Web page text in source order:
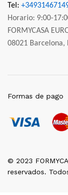
Tel:
Horario: 9:00-
FORMYCASA
08021 Barcelona,
© 2023
reservados.
Formas de pago